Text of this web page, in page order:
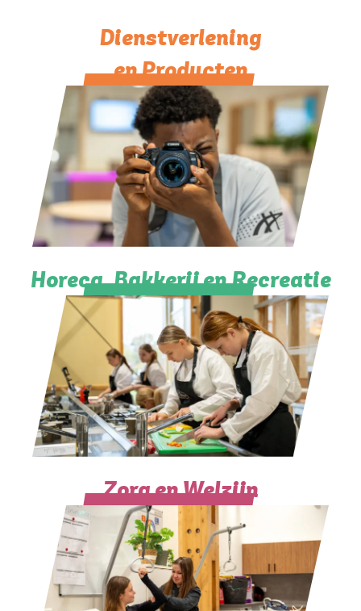
Dienstverlening
en Producten
Horeca, Bakkerij en Recreatie
Zorg en Welzijn